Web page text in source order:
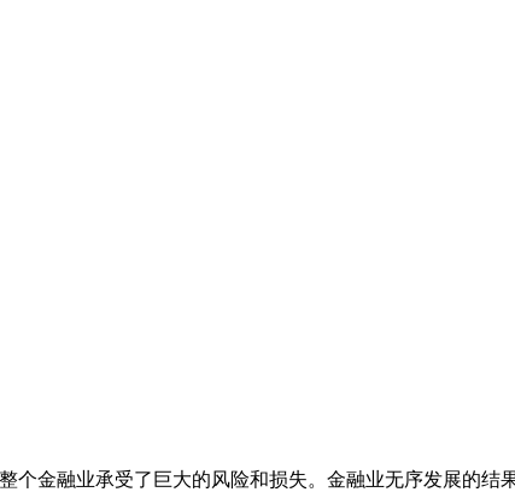
个金融业承受了巨大的风险和损失。金融业无序发展的